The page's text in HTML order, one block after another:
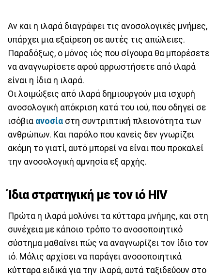
Αν και η ιλαρά διαγράφει τις ανοσολογικές μνήμες,
υπάρχει μια εξαίρεση σε αυτές τις απώλειες.
Παραδόξως, ο μόνος ιός που σίγουρα θα μπορέσετε
να αναγνωρίσετε αφού αρρωστήσετε από ιλαρά
είναι η ίδια η ιλαρά.
Οι λοιμώξεις από ιλαρά δημιουργούν μια ισχυρή
ανοσολογική απόκριση κατά του ιού, που οδηγεί σε
ισόβια ανοσία στη συντριπτική πλειονότητα των
ανθρώπων. Και παρόλο που κανείς δεν γνωρίζει
ακόμη το γιατί, αυτό μπορεί να είναι που προκαλεί
την ανοσολογική αμνησία εξ αρχής.
Ίδια στρατηγική με τον ιό HIV
Πρώτα η ιλαρά μολύνει τα κύτταρα μνήμης, και στη
συνέχεια με κάποιο τρόπο το ανοσοποιητικό
σύστημα μαθαίνει πώς να αναγνωρίζει τον ίδιο τον
ιό. Μόλις αρχίσει να παράγει ανοσοποιητικά
κύτταρα ειδικά για την ιλαρά, αυτά ταξιδεύουν στο